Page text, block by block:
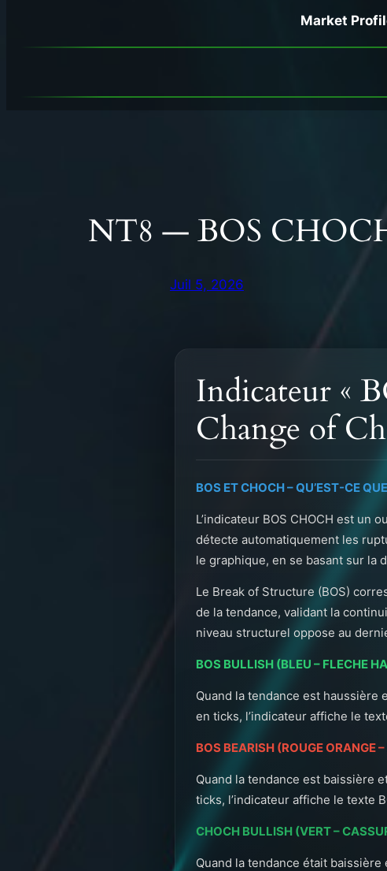
Market
NT8 — BOS
Juil 5, 2026
Indicateur «
Change of
BOS ET CHOCH – QU’EST-CE
L’indicateur BOS CHOCH est un
détecte automatiquement les
le graphique, en se basant sur la
Le Break of Structure (BOS)
de la tendance, validant la
niveau structurel oppose au
BOS BULLISH (BLEU – FLECHE
Quand la tendance est
en ticks, l’indicateur affiche le
BOS BEARISH (ROUGE ORANGE
Quand la tendance est baissière
ticks, l’indicateur affiche le texte
CHOCH BULLISH (VERT –
Quand la tendance était